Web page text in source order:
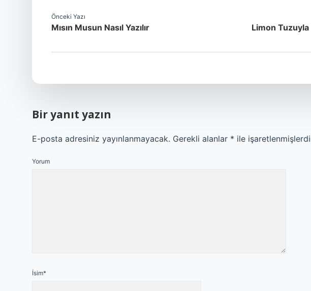
Önceki Yazı
Mısın Musun Nasıl Yazılır Limon
Bir yanıt yazın
E-posta adresiniz yayınlanmayacak. Gerekli alanlar * ile
Yorum
İsim*